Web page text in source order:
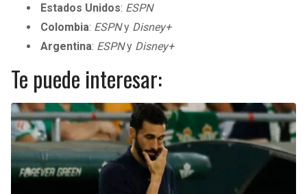
Estados Unidos: ESPN
Colombia: ESPNy Disney+
Argentina: ESPNy Disney+
Te puede interesar: